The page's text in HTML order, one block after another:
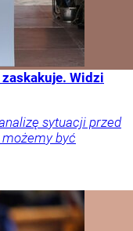
Widzi
sytuacji przed
być